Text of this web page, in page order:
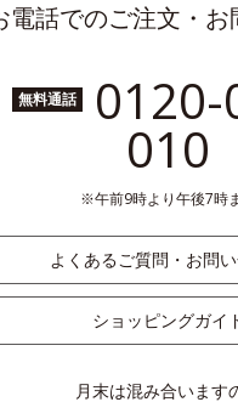
電話でのご注文・お
無料通話 0120-
010
午前9時より午後7時
よくあるご質問・お問
ショッピングガイ
月末は混み合います